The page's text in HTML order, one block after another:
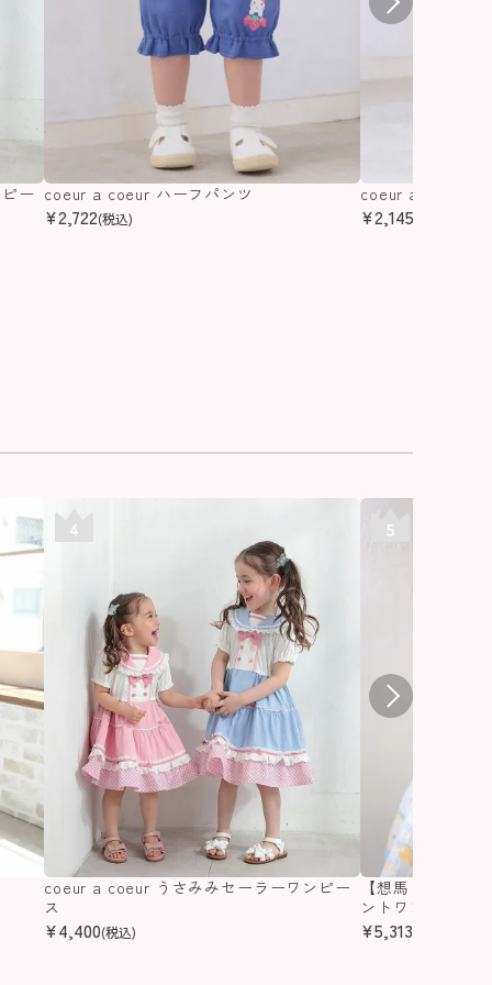
ー coeur a coeur ハーフパンツ
¥2,722(税込)
coeur a coeur ハ
¥2,145
coeur a coeur うさみみセーラーワンピー
ス
¥4,400(税込)
【想馬まゆ
ントワンピース
¥5,313